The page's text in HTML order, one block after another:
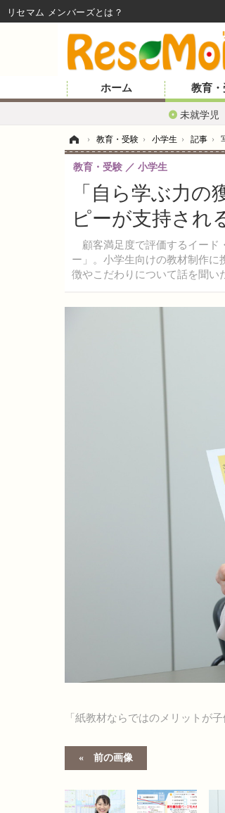
ホーム 教育・
未就学児
› 教育・受験 › 小学生 › 記事 ›
「自ら学ぶ力
ピーが支持され
顧客満足度で評価するイード
ー」。小学生向けの教材制作
徴やこだわりについて話を聞い
教育・受験 小学生
「紙教材ならではのメリットが
前の画像
リセマム メンバーズ